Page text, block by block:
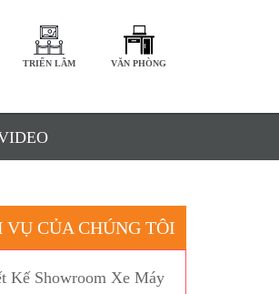
TRIỂN LÃM VĂN PHÒNG
VỤ CỦA CHÚNG TÔI
Kế Showroom Xe Máy